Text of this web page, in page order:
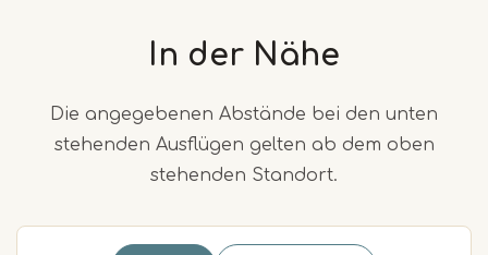
In der Nähe
Die angegebenen Abstände bei den unten
stehenden Ausflügen gelten ab dem oben
stehenden Standort.